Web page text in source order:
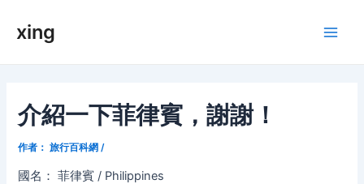
xing
介紹一下菲律賓，謝謝！
作者： 旅行百科網 /
國名： 菲律賓 / Philippines